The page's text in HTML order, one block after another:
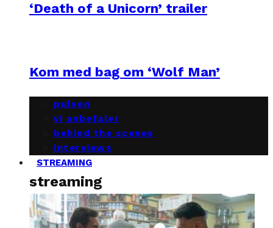
‘Death of a Unicorn’ trailer
Kom med bag om ‘Wolf Man’
pulsen
vi anbefaler
behind the scenes
interviews
STREAMING
streaming